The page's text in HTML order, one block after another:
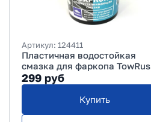
Артикул: 124411
Пластичная водостойкая
смазка для фаркопа TowRus
299 руб
Купить